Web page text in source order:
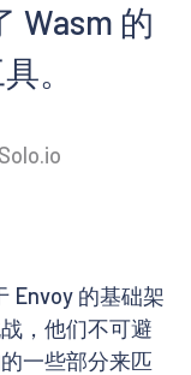
Wasm 的
。
Envoy 的基础架
，他们不可避
一些部分来匹